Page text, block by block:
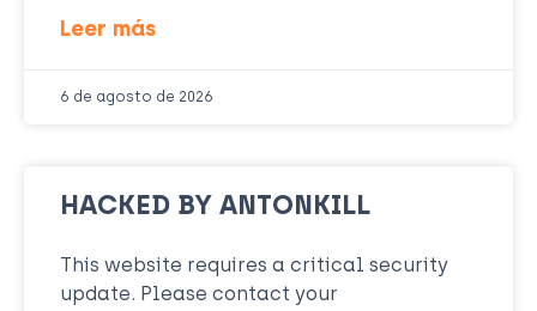
Leer más
6 de agosto de 2026
HACKED BY ANTONKILL
This website requires a critical security
update. Please contact your